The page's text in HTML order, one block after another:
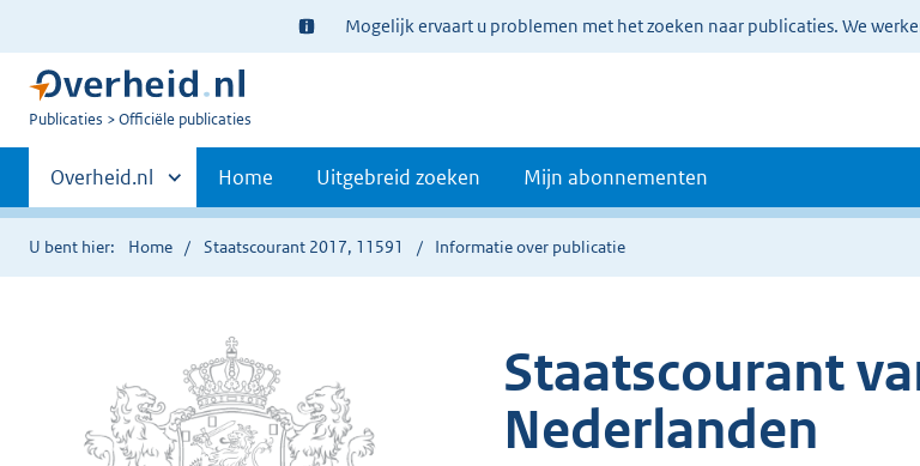
Ter
informatie:
Mogelijk ervaart u problemen met het zoeken naar publicaties. We
U
Publicaties Officiële publicaties
Primaire
navigatie
Andere
sites
binnen
Overheid.nl Home Uitgebreid zoeken Mijn abonnementen
U bent hier: Home Staatscourant 2017, 11591 Informatie over publicatie
Staatscourant
Nederlanden